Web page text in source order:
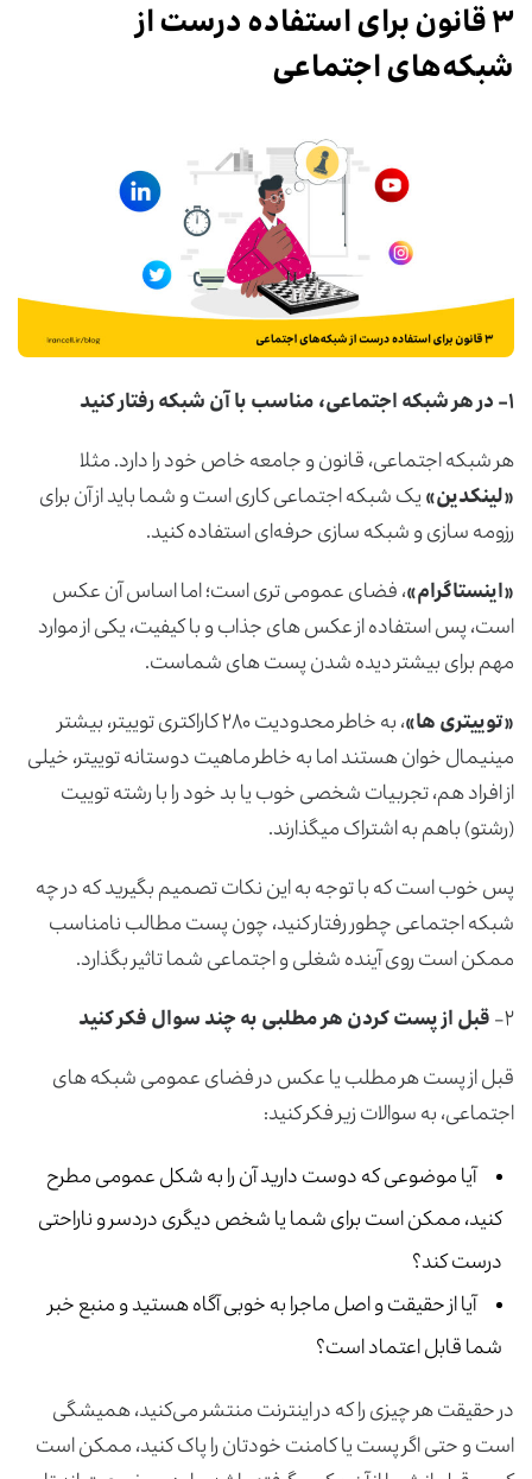
۳ قانون برای استفاده درست از
شبکه‌های اجتماعی
۱- در هر شبکه اجتماعی، مناسب با آن شبکه رفتار کنید
هر شبکه اجتماعی، قانون و جامعه خاص خود را دارد. مثلا
«لینکدین»یک شبکه اجتماعی کاری است و شما باید از آن برای
رزومه سازی و شبکه سازی حرفه‌ای استفاده کنید.
«اینستاگرام»، فضای عمومی تری است؛ اما اساس آن عکس
است، پس استفاده از عکس های جذاب و با کیفیت، یکی از موارد
مهم برای بیشتر دیده شدن پست های شماست.
«توییتری ها»
، به خاطر محدودیت ۲۸۰ کاراکتری توییتر، بیشتر
مینیمال خوان هستند اما به خاطر ماهیت دوستانه توییتر، خیلی
از افراد هم، تجربیات شخصی خوب یا بد خود را با رشته توییت
(رشتو) باهم به اشتراک می­گذارند.
پس خوب است که با توجه به این نکات تصمیم بگیرید که در چه
شبکه اجتماعی چطور رفتار کنید، چون پست مطالب نامناسب
ممکن است روی آینده شغلی و اجتماعی شما تاثیر بگذارد.
۲- قبل از پست کردن هر مطلبی به چند سوال فکر کنید
قبل از پست هر مطلب یا عکس در فضای عمومی شبکه های
اجتماعی، به سوالات زیر فکر کنید:
آیا موضوعی که دوست دارید آن را به شکل عمومی مطرح
کنید، ممکن است برای شما یا شخص دیگری دردسر و ناراحتی
درست کند؟
آیا از حقیقت و اصل ماجرا به خوبی آگاه هستید و منبع خبر
شما قابل اعتماد است؟
در حقیقت هر چیزی را که در اینترنت منتشر می‌کنید، همیشگی
است و حتی اگر پست یا کامنت خودتان را پاک کنید، ممکن است